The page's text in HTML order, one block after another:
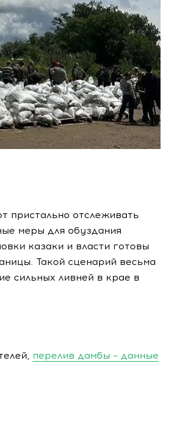
пристально отслеживать
меры для обуздания
казаки и власти готовы
Такой сценарий весьма
сильных ливней в крае в
перелив дамбы – данные